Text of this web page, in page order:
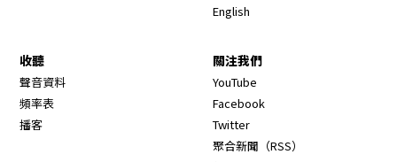
English
收聽
聲音資料
頻率表
播客
關注我們
YouTube
Facebook
Twitter
聚合新聞（RSS）